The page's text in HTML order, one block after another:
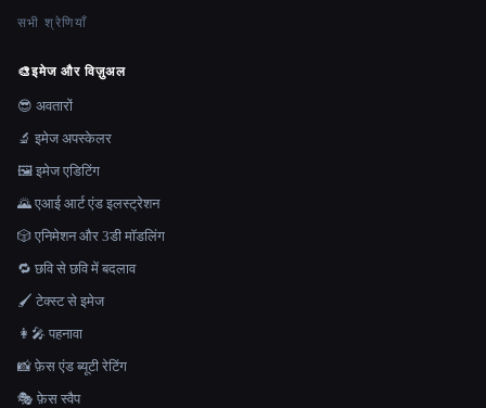
सभी श्रेणियाँ
🎨इमेज और विज़ुअल
😎 अवतारों
🔬 इमेज अपस्केलर
🖼️ इमेज एडिटिंग
🌄 एआई आर्ट एंड इलस्ट्रेशन
🎲 एनिमेशन और 3डी मॉडलिंग
🔁 छवि से छवि में बदलाव
🖌️ टेक्स्ट से इमेज
👩‍🎤 पहनावा
📸 फ़ेस एंड ब्यूटी रेटिंग
🎭 फ़ेस स्वैप